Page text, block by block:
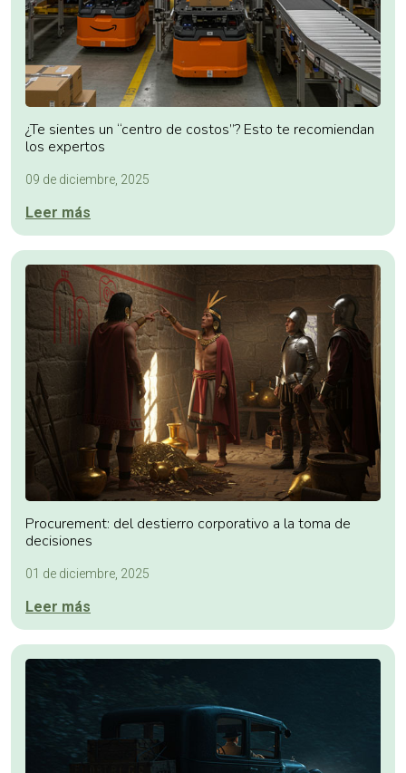
¿Te sientes un “centro de costos”? Esto te recomiendan
los expertos
09 de diciembre, 2025
Leer más
Procurement: del destierro corporativo a la toma de
decisiones
01 de diciembre, 2025
Leer más